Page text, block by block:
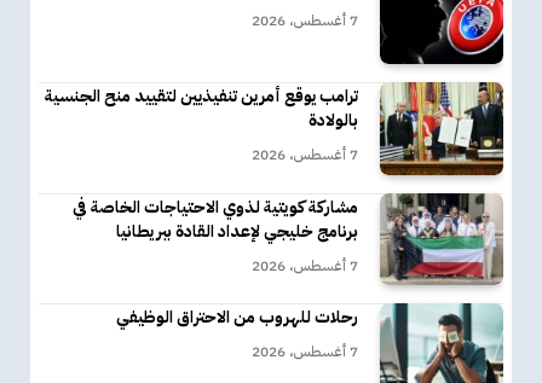
7 أغسطس، 2026
ترامب يوقع أمرين تنفيذيين لتقييد منح الجنسية
بالولادة
7 أغسطس، 2026
مشاركة كويتية لذوي الاحتياجات الخاصة في
برنامج خليجي لإعداد القادة ببريطانيا
7 أغسطس، 2026
رحلات للهروب من الاحتراق الوظيفي
7 أغسطس، 2026